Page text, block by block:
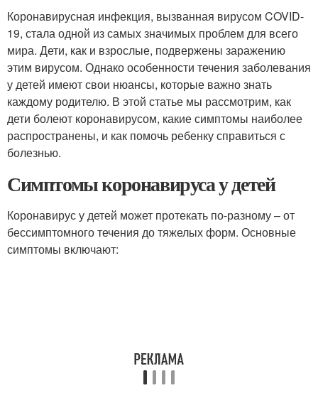
Коронавирусная инфекция, вызванная вирусом COVID-
19, стала одной из самых значимых проблем для всего
мира. Дети, как и взрослые, подвержены заражению
этим вирусом. Однако особенности течения заболевания
у детей имеют свои нюансы, которые важно знать
каждому родителю. В этой статье мы рассмотрим, как
дети болеют коронавирусом, какие симптомы наиболее
распространены, и как помочь ребенку справиться с
болезнью.
Симптомы коронавируса у детей
Коронавирус у детей может протекать по-разному – от
бессимптомного течения до тяжелых форм. Основные
симптомы включают: